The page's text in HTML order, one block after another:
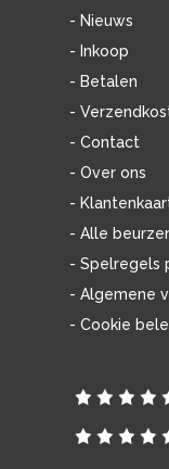
- Nieuws
- Inkoop
- Betalen
-
- Contact
- Over ons
-
- Alle
- Spelregels
- Algemene
- Cookie